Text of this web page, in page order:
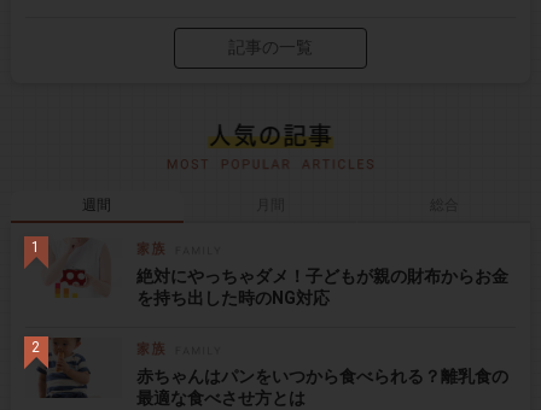
記事の一覧
週間
絶対にやっちゃダメ！子どもが親の財布からお金
を持ち出した時のNG対応
赤ちゃんはパンをいつから食べられる？離乳食の
最適な食べさせ方とは